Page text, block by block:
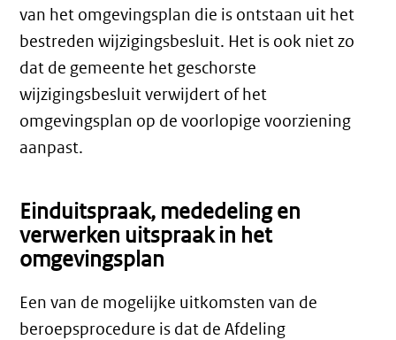
van het omgevingsplan die is ontstaan uit het
bestreden wijzigingsbesluit. Het is ook niet zo
dat de gemeente het geschorste
wijzigingsbesluit verwijdert of het
omgevingsplan op de voorlopige voorziening
aanpast.
Einduitspraak, mededeling en
verwerken uitspraak in het
omgevingsplan
Een van de mogelijke uitkomsten van de
beroepsprocedure is dat de Afdeling